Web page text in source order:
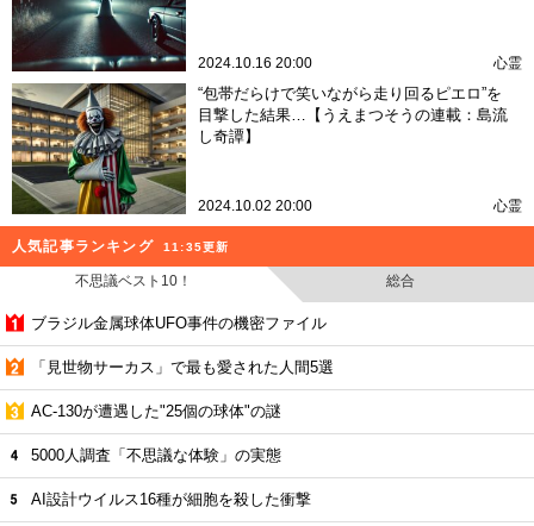
2024.10.16 20:00 心霊
“包帯だらけで笑いながら走り回るピエロ”を
目撃した結果…【うえまつそうの連載：島流
し奇譚】
2024.10.02 20:00 心霊
人気記事ランキング 11:35更新
不思議ベスト10！ 総合
ブラジル金属球体UFO事件の機密ファイル
「見世物サーカス」で最も愛された人間5選
AC-130が遭遇した"25個の球体"の謎
5000人調査「不思議な体験」の実態
AI設計ウイルス16種が細胞を殺した衝撃